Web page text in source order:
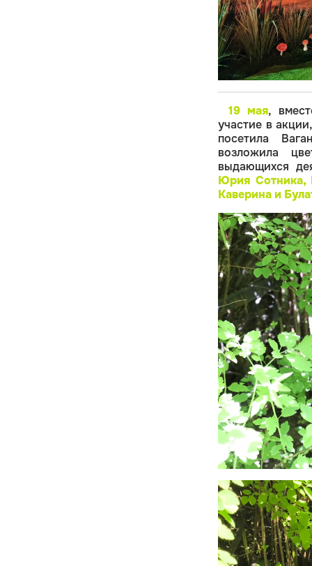
19 мая,
участие в
посетила
возложила
выдающихся
Юрия Сотника,
Каверина и